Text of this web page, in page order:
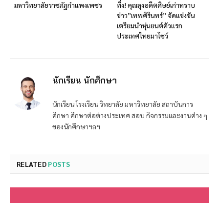
มหาวิทยาลัยราชภัฏกำแพงเพชร
ทึ่ง! คุณลุงอดีตศิษย์เก่าทราบ
ข่าว”เทพศิรินทร์” จัดแข่งขัน​
เตรียมนำหุ่นยนต์ตัวแรก
ประเทศไทยมาโชว์
นักเรียน นักศึกษา
นักเรียน โรงเรียน วิทยาลัย มหาวิทยาลัย สถาบันการ
ศึกษา ศึกษาต่อต่างประเทศ สอบ กิจกรรมและงานต่าง ๆ
ของนักศึกษาฯลฯ
RELATED POSTS